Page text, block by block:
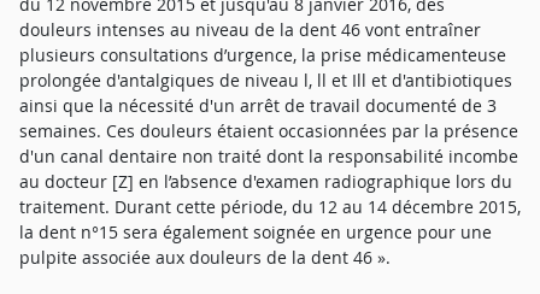
douleurs intenses au niveau de la dent 46 vont entraîner
plusieurs consultations d’urgence, la prise médicamenteuse
prolongée d'antalgiques de niveau l, ll et Ill et d'antibiotiques
ainsi que la nécessité d'un arrêt de travail documenté de 3
semaines. Ces douleurs étaient occasionnées par la présence
d'un canal dentaire non traité dont la responsabilité incombe
au docteur [Z] en l’absence d'examen radiographique lors du
traitement. Durant cette période, du 12 au 14 décembre 2015,
la dent n°15 sera également soignée en urgence pour une
pulpite associée aux douleurs de la dent 46 ».